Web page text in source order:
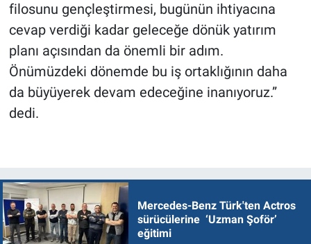
filosunu gençleştirmesi, bugünün ihtiyacına
cevap verdiği kadar geleceğe dönük yatırım
planı açısından da önemli bir adım.
Önümüzdeki dönemde bu iş ortaklığının daha
da büyüyerek devam edeceğine inanıyoruz.”
dedi.
Mercedes-Benz Türk'ten Actros
sürücülerine ‘Uzman Şoför’
eğitimi